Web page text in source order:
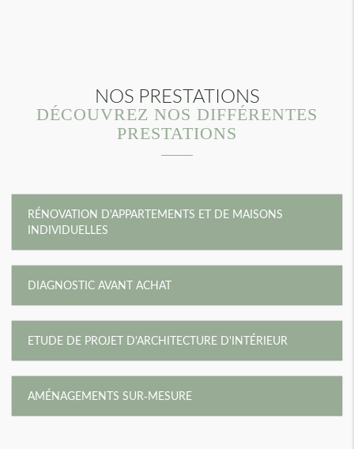
NOS PRESTATIONS
DÉCOUVREZ NOS DIFFÉRENTES
PRESTATIONS
RÉNOVATION D'APPARTEMENTS ET DE MAISONS
INDIVIDUELLES
DIAGNOSTIC AVANT ACHAT
ETUDE DE PROJET D'ARCHITECTURE D'INTÉRIEUR
AMÉNAGEMENTS SUR-MESURE